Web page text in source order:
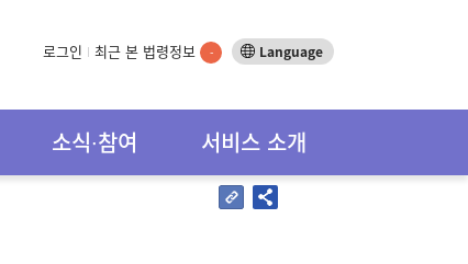
로그인 최근 본 법령정보 - Language
소식∙참여 서비스 소개